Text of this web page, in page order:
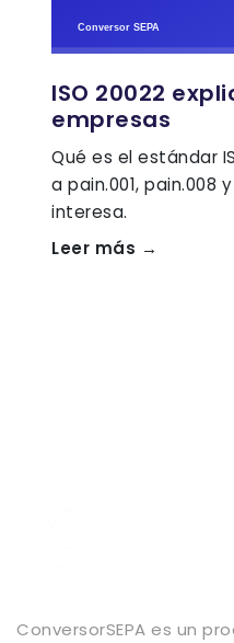
ISO 20022
empresas
Qué es el estándar
a pain.001,
interesa.
Leer más →
ConversorSEPA es un